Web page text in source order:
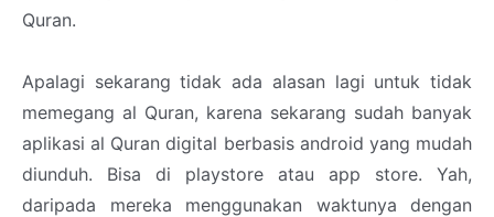
Quran.
Apalagi sekarang tidak ada alasan lagi untuk tidak
memegang al Quran, karena sekarang sudah banyak
aplikasi al Quran digital berbasis android yang mudah
diunduh. Bisa di playstore atau app store. Yah,
daripada mereka menggunakan waktunya dengan